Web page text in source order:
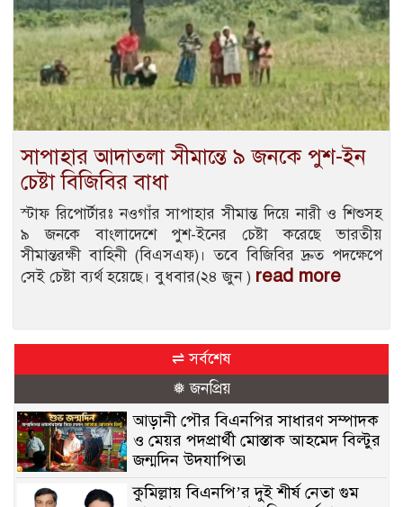
সাপাহার আদাতলা সীমান্তে ৯ জনকে পুশ-ইন
চেষ্টা বিজিবির বাধা
স্টাফ রিপোর্টারঃ নওগাঁর সাপাহার সীমান্ত দিয়ে নারী ও শিশুসহ
৯ জনকে বাংলাদেশে পুশ-ইনের চেষ্টা করেছে ভারতীয়
সীমান্তরক্ষী বাহিনী (বিএসএফ)। তবে বিজিবির দ্রুত পদক্ষেপে
সেই চেষ্টা ব্যর্থ হয়েছে। বুধবার(২৪ জুন ) read more
⇌ সর্বশেষ
❅ জনপ্রিয়
আড়ানী পৌর বিএনপির সাধারণ সম্পাদক
ও মেয়র পদপ্রার্থী মোস্তাক আহমেদ বিল্টুর
জন্মদিন উদযাপিত৷
কুমিল্লায় বিএনপি’র দুই শীর্ষ নেতা গুম